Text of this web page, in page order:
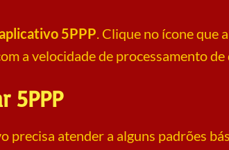
5PPP. Clique no ícone que
a velocidade de processamento de
5PPP
precisa atender a alguns padrões